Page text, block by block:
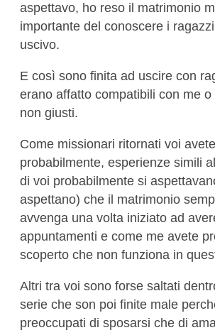
aspettavo, ho reso il matrimonio
importante del conoscere i
uscivo.
E così sono finita ad uscire con
erano affatto compatibili con me
non giusti.
Come missionari ritornati voi
probabilmente, esperienze simili
di voi probabilmente si
aspettano) che il matrimonio
avvenga una volta iniziato ad
appuntamenti e come me avete
scoperto che non funziona in
Altri tra voi sono forse saltati
serie che son poi finite male
preoccupati di sposarsi che di